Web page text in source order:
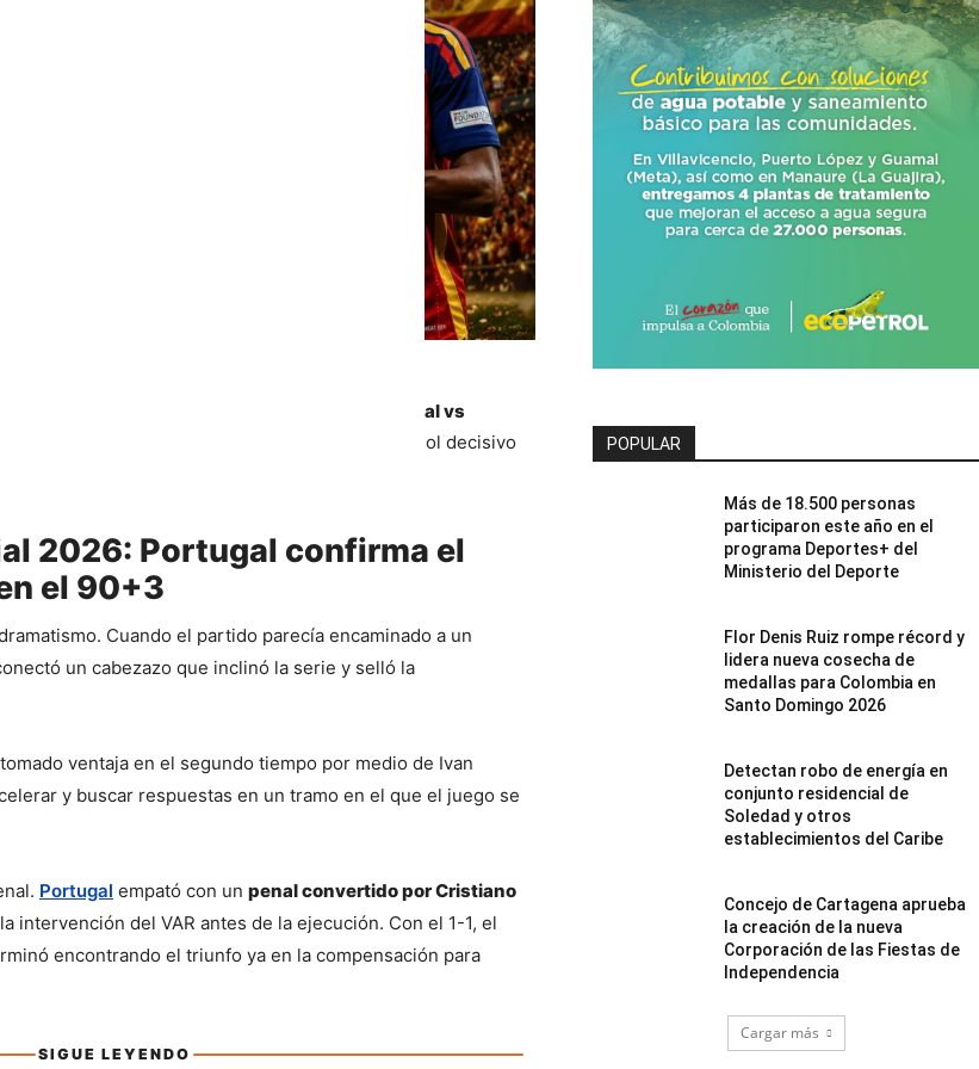
Portugal vs
a Croacia en Toronto con un gol decisivo
2026: Portugal confirma el
el 90+3
Cuando el partido parecía encaminado a un
un cabezazo que inclinó la serie y selló la
ventaja en el segundo tiempo por medio de Ivan
y buscar respuestas en un tramo en el que el juego se
Portugal empató con un penal convertido por Cristiano
intervención del VAR antes de la ejecución. Con el 1-1, el
encontrando el triunfo ya en la compensación para
SIGUE LEYENDO
POPULAR
Más de 18.500 personas
participaron este año en el
programa Deportes+ del
Ministerio del Deporte
Flor Denis Ruiz rompe récord y
lidera nueva cosecha de
medallas para Colombia en
Santo Domingo 2026
Detectan robo de energía en
conjunto residencial de
Soledad y otros
establecimientos del Caribe
Concejo de Cartagena aprueba
la creación de la nueva
Corporación de las Fiestas de
Independencia
Cargar más